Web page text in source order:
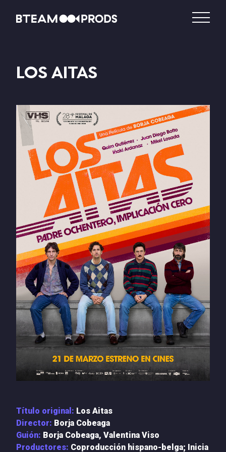
DISTRIBUCIÓN
PRODUCCIÓN
VIDEO – VOD
CATÁLOGO
PRENSA
NOTICIAS
QUIÉNES SOMOS
CONTACTO
LOS AITAS
Título original: Los Aitas
Director: Borja Cobeaga
Guión: Borja Cobeaga, Valentina Viso
Productores: Coproducción hispano-belga; Inicia